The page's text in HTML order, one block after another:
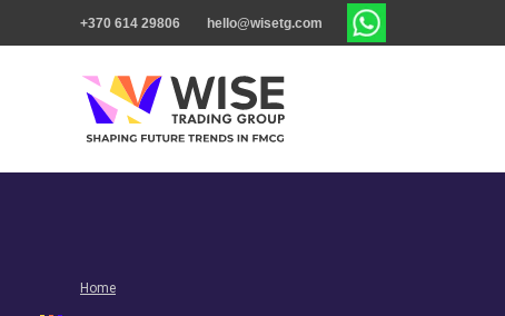
+370 614 29806 hello@wisetg.com
Home